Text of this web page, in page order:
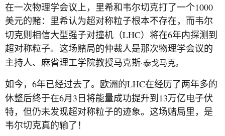
在一次物理学会议上，里希和韦尔切克打了一个1000
美元的赌：里希认为超对称粒子根本不存在，而韦尔
切克则相信大型强子对撞机（LHC）将在6年内探测到
超对称粒子。这场赌局的仲裁人是那次物理学会议的
主持人、麻省理工学院教授马克斯·泰戈马克。
如今， 6年已经过去了。欧洲的LHC在经历了两年多的
休整后终于在6月 3 日将能量成功提升到 13万亿电子伏
特，但仍未发现超对称粒子的迹象。这场赌局里，是
韦尔切克真的输了！